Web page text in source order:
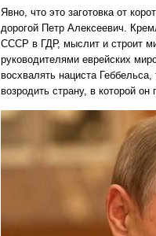
Явно, что это заготовка от
дорогой Петр Алексеевич.
СССР в ГДР, мыслит и строит
руководителями еврейских
восхвалять нациста
возродить страну, в которой